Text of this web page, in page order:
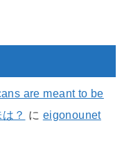
are meant to be
？ に eigonounet